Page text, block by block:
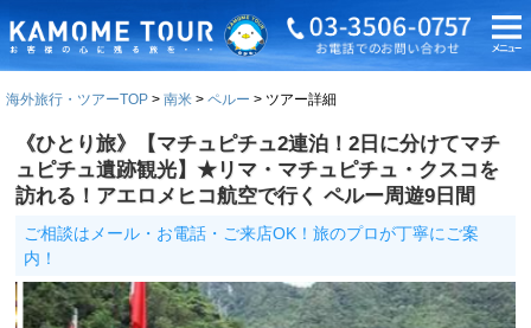
海外旅行・ツアーTOP 南米 ペルー ツアー詳細
《ひとり旅》【マチュピチュ2連泊！2日に分けてマチ
ュピチュ遺跡観光】★リマ・マチュピチュ・クスコを
訪れる！アエロメヒコ航空で行く ペルー周遊9日間
ご相談はメール・お電話・ご来店OK！旅のプロが丁寧にご案
内！